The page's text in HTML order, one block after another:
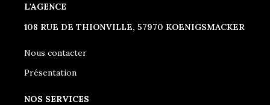
L'AGENCE
108 RUE DE THIONVILLE, 57970 KOENIGSMACKER
Nous contacter
Présentation
NOS SERVICES